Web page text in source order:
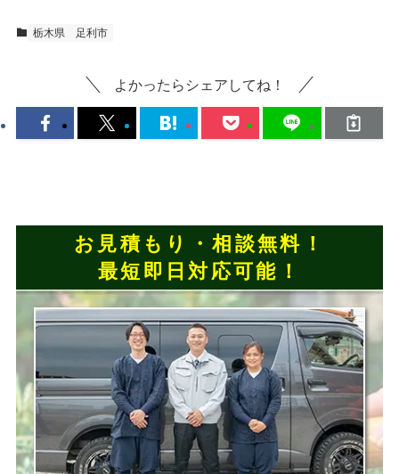
栃木県 足利市
よかったらシェアしてね！
お見積もり・相談無料！
最短即日対応可能！